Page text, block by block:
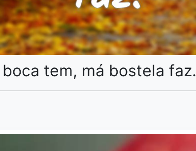
tem, má bostela faz.